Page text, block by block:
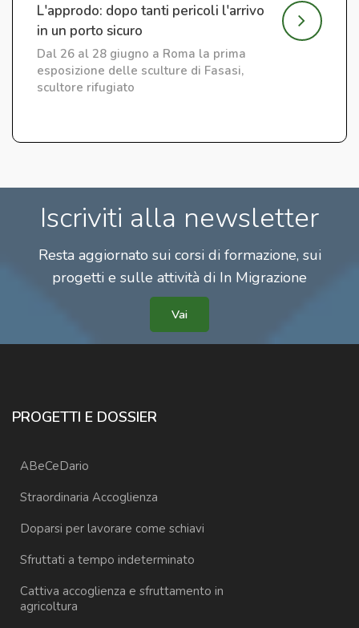
L'approdo: dopo tanti pericoli l'arrivo
in un porto sicuro
Dal 26 al 28 giugno a Roma la prima
esposizione delle sculture di Fasasi,
scultore rifugiato
Iscriviti alla newsletter
Resta aggiornato sui corsi di formazione, sui
progetti e sulle attività di In Migrazione
Vai
PROGETTI E DOSSIER
ABeCeDario
Straordinaria Accoglienza
Doparsi per lavorare come schiavi
Sfruttati a tempo indeterminato
Cattiva accoglienza e sfruttamento in
agricoltura